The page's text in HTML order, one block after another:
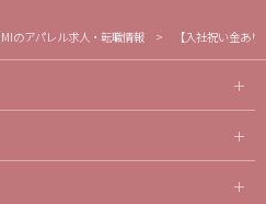
のアパレル求人・転職情報 【入社祝い金あ